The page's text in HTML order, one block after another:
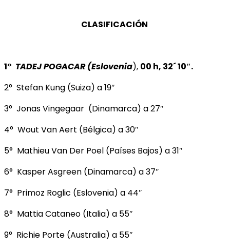
CLASIFICACIÓN
1° TADEJ POGACAR(Eslovenia), 00 h, 32´ 10″.
2° Stefan Kung (Suiza) a 19″
3° Jonas Vingegaar (Dinamarca) a 27″
4° Wout Van Aert (Bélgica) a 30″
5° Mathieu Van Der Poel (Países Bajos) a 31″
6° Kasper Asgreen (Dinamarca) a 37″
7° Primoz Roglic (Eslovenia) a 44″
8° Mattia Cataneo (Italia) a 55″
9° Richie Porte (Australia) a 55″